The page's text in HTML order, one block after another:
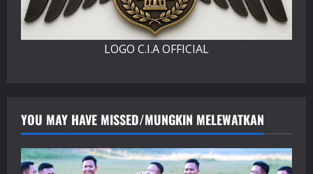
LOGO C.I.A OFFICIAL
YOU MAY HAVE MISSED/MUNGKIN MELEWATKAN